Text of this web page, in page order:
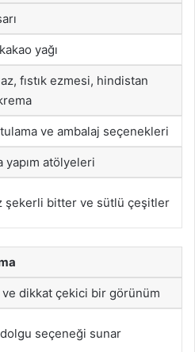
yağı
fıstık ezmesi, hindistan
ve ambalaj seçenekleri
yapım atölyeleri
şekerli bitter ve sütlü çeşitler
ve dikkat çekici bir görünüm
seçeneği sunar